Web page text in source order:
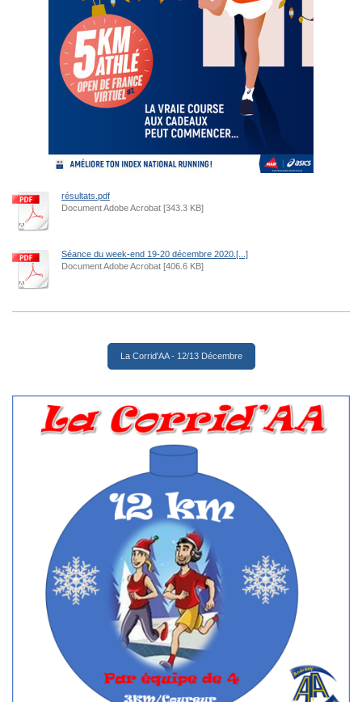
résultats.pdf
Document Adobe Acrobat [343.3 KB]
Séance du week-end 19-20 décembre 2020.[...]
Document Adobe Acrobat [406.6 KB]
La Corrid'AA - 12/13 Décembre